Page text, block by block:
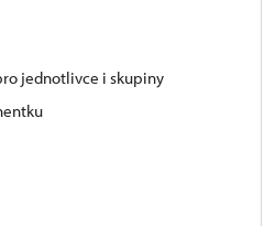
jednotlivce i skupiny